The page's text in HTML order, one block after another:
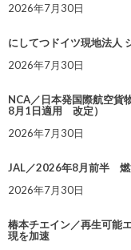
2026年7月30日
にしてつドイツ現地法人
2026年7月30日
NCA／日本発国際航空貨
8月1日適用 改定）
2026年7月30日
JAL／2026年8月前半 燃
2026年7月30日
椿本チエイン／再生可能
現を加速